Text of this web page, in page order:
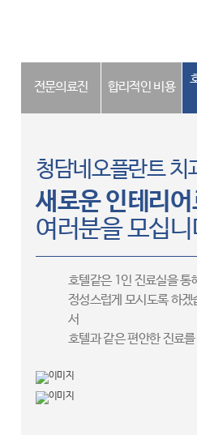
전문의료진 합리적인 비용
청담네오플란트 치
새로운 인테리
여러분을 모십
호텔같은 1인 진료실을 통
정성스럽게 모시도록 하겠
서
호텔과 같은 편안한 진료